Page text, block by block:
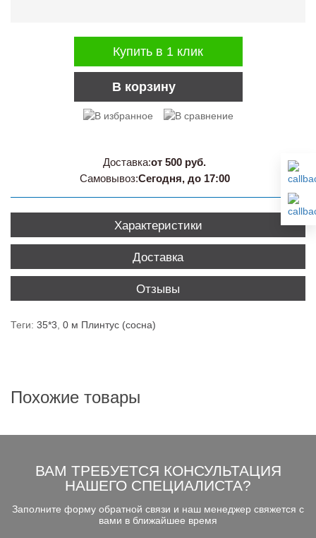
В корзину
Купить в 1 клик
Доставка:от 500 руб.
Самовывоз:Сегодня, до 17:00
Характеристики
Доставка
Отзывы
Теги: 35*3, 0 м Плинтус (сосна)
Похожие товары
ВАМ ТРЕБУЕТСЯ КОНСУЛЬТАЦИЯ
НАШЕГО СПЕЦИАЛИСТА?
Заполните форму обратной связи и наш менеджер свяжется с
вами в ближайшее время